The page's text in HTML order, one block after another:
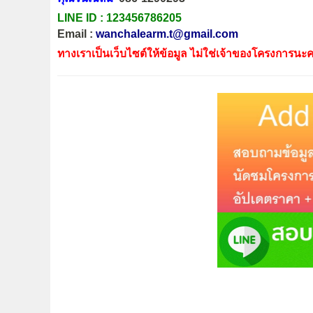
LINE ID : 123456786205
Email : wanchalearm.t@gmail.com
ทางเราเป็นเว็บไซต์ให้ข้อมูล ไม่ใช่เจ้าของโครงการนะ